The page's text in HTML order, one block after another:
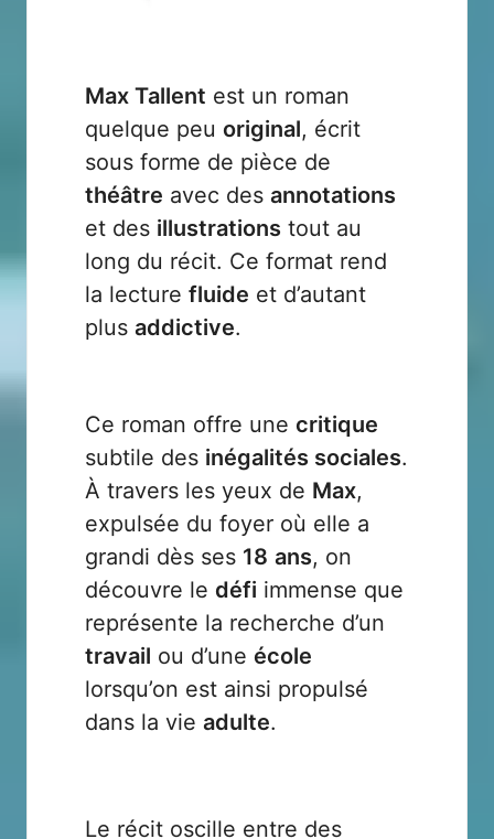
Max Tallent est un roman
quelque peu original, écrit
sous forme de pièce de
théâtre avec des annotations
et des illustrations tout au
long du récit. Ce format rend
la lecture fluide et d’autant
plus addictive.
Ce roman offre une critique
subtile des inégalités sociales.
À travers les yeux de Max,
expulsée du foyer où elle a
grandi dès ses 18 ans, on
découvre le défi immense que
représente la recherche d’un
travail ou d’une école
lorsqu’on est ainsi propulsé
dans la vie adulte.
Le récit oscille entre des